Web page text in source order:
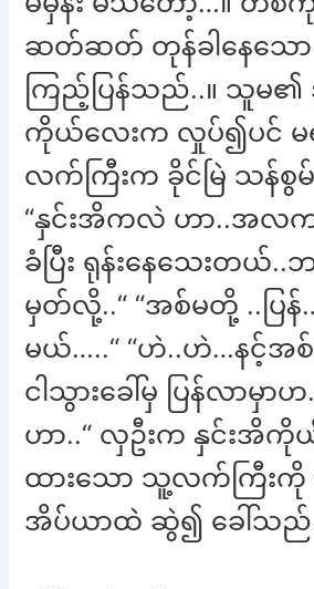
ဆတ်ဆတ် တုန်ခါနေသော
ကြည့်ပြန်သည်..။ သူမ၏
ကိုယ်လေးက လှုပ်၍ပင် မ
လက်ကြီးက ခိုင်မြဲ သန်စွ
“နှင်းအိကလဲ ဟာ..အလက
ခံပြီး ရုန်းနေသေးတ
မှတ်လို့..“ “အစ်မတို့ ..ပြ
မယ်…..“ “ဟဲ..ဟဲ…နင့်အ
ငါသွားခေါ်မှ ပြန်လာမှာ
ဟာ..“ လှဦးက နှင်းအိကို
ထားသော သူ့လက်ကြီးကို
အိပ်ယာထဲ ဆွဲ၍ ခေါ်သည်